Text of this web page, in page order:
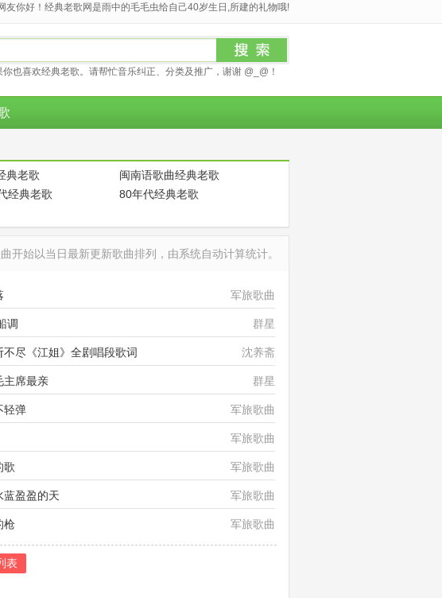
友你好！经典老歌网是雨中的毛毛虫给自己40岁生日,所建的礼物哦!
也喜欢经典老歌。请帮忙音乐纠正、分类及推广，谢谢 @_@！
典老歌
闽南语歌曲经典老歌
经典老歌
80年代经典老歌
开始以当日最新更新歌曲排列，由系统自动计算统计。
军旅歌曲
调 群星
不尽《江姐》全剧唱段歌词 沈养斋
主席最亲 群星
轻弹 军旅歌曲
军旅歌曲
歌 军旅歌曲
蓝盈盈的天 军旅歌曲
枪 军旅歌曲
表